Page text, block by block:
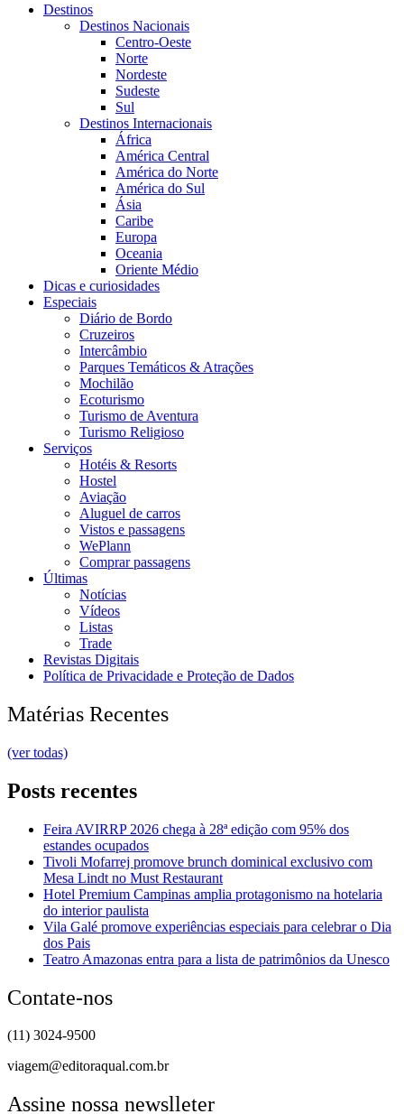
Destinos
Destinos Nacionais
Centro-Oeste
Norte
Nordeste
Sudeste
Sul
Destinos Internacionais
África
América Central
América do Norte
América do Sul
Ásia
Caribe
Europa
Oceania
Oriente Médio
Dicas e curiosidades
Especiais
Diário de Bordo
Cruzeiros
Intercâmbio
Parques Temáticos & Atrações
Mochilão
Ecoturismo
Turismo de Aventura
Turismo Religioso
Serviços
Hotéis & Resorts
Hostel
Aviação
Aluguel de carros
Vistos e passagens
WePlann
Comprar passagens
Últimas
Notícias
Vídeos
Listas
Trade
Revistas Digitais
Política de Privacidade e Proteção de Dados
Matérias Recentes
(ver todas)
Posts recentes
Feira AVIRRP 2026 chega à 28ª edição com 95% dos
estandes ocupados
Tivoli Mofarrej promove brunch dominical exclusivo com
Mesa Lindt no Must Restaurant
Hotel Premium Campinas amplia protagonismo na hotelaria
do interior paulista
Vila Galé promove experiências especiais para celebrar o Dia
dos Pais
Teatro Amazonas entra para a lista de patrimônios da Unesco
Contate-nos
(11) 3024-9500
viagem@editoraqual.com.br
Assine nossa newslleter